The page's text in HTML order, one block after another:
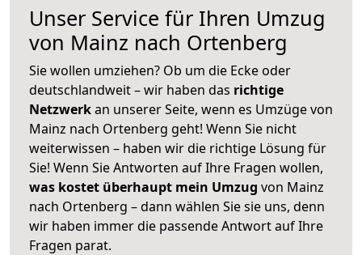
Unser Service für Ihren Umzug
von Mainz nach Ortenberg
Sie wollen umziehen? Ob um die Ecke oder
deutschlandweit – wir haben das richtige
Netzwerkan unserer Seite, wenn es Umzüge von
Mainz nach Ortenberg geht! Wenn Sie nicht
weiterwissen – haben wir die richtige Lösung für
Sie! Wenn Sie Antworten auf Ihre Fragen wollen,
was kostet überhaupt mein Umzug von Mainz
nach Ortenberg – dann wählen Sie sie uns, denn
wir haben immer die passende Antwort auf Ihre
Fragen parat.